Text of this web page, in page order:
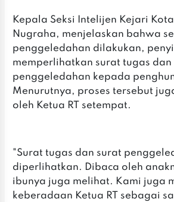
Kepala Seksi Intelijen Kejari
Nugraha, menjelaskan bahwa
penggeledahan dilakukan,
memperlihatkan surat tugas
penggeledahan kepada
Menurutnya, proses tersebut
oleh Ketua RT setempat.
"Surat tugas dan surat
diperlihatkan. Dibaca oleh
ibunya juga melihat. Kami juga
keberadaan Ketua RT sebagai